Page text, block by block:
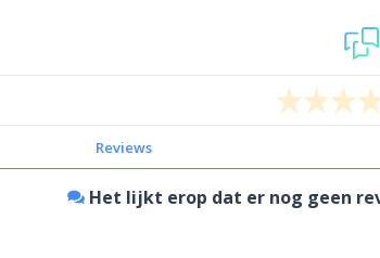
Reviews
Het lijkt erop dat er nog geen